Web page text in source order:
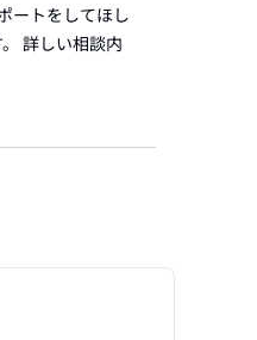
ートをしてほし
詳しい相談内